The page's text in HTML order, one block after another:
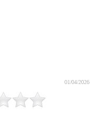
01/04/2026